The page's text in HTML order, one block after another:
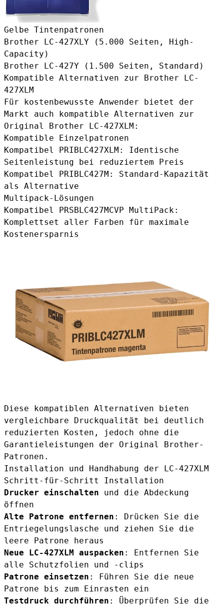
Gelbe Tintenpatronen
Brother LC-427XLY (5.000 Seiten, High-
Capacity)
Brother LC-427Y (1.500 Seiten, Standard)
Kompatible Alternativen zur Brother LC-
427XLM
Für kostenbewusste Anwender bietet der
Markt auch kompatible Alternativen zur
Original Brother LC-427XLM:
Kompatible Einzelpatronen
Kompatibel PRIBLC427XLM : Identische
Seitenleistung bei reduziertem Preis
Kompatibel PRIBLC427M : Standard-Kapazität
als Alternative
Multipack-Lösungen
Kompatibel PRSBLC427MCVP MultiPack :
Komplettset aller Farben für maximale
Kostenersparnis
Diese kompatiblen Alternativen bieten
vergleichbare Druckqualität bei deutlich
reduzierten Kosten, jedoch ohne die
Garantieleistungen der Original Brother-
Patronen.
Installation und Handhabung der LC-427XLM
Schritt-für-Schritt Installation
Drucker einschalten und die Abdeckung
öffnen
Alte Patrone entfernen : Drücken Sie die
Entriegelungslasche und ziehen Sie die
leere Patrone heraus
Neue LC-427XLM auspacken : Entfernen Sie
alle Schutzfolien und -clips
Patrone einsetzen : Führen Sie die neue
Patrone bis zum Einrasten ein
Testdruck durchführen : Überprüfen Sie die